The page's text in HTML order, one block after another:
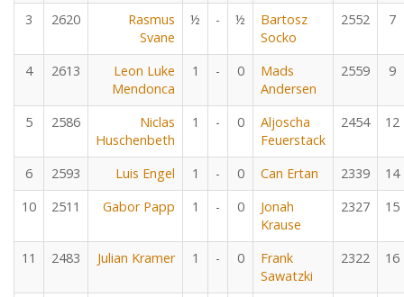
3 2620
Rasmus
Svane
½ - ½
Bartosz
Socko
2552 7
4 2613
Leon Luke
Mendonca
1 - 0
Mads
Andersen
2559 9
5 2586
Niclas
Huschenbeth
1 - 0
Aljoscha
Feuerstack
2454 12
6 2593 Luis Engel 1 - 0 Can Ertan 2339
14
10
2511 Gabor Papp 1 - 0
Jonah
Krause
2327 15
11 2483 Julian Kramer 1 - 0
Frank
Sawatzki
2322 16